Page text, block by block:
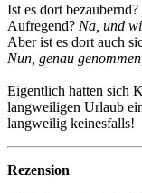
Ist es dort bezaubernd?
Aufregend? Na, und
Aber ist es dort auch
Nun, genau
Eigentlich hatten sich
langweiligen Urlaub
langweilig keinesfalls!
Rezension